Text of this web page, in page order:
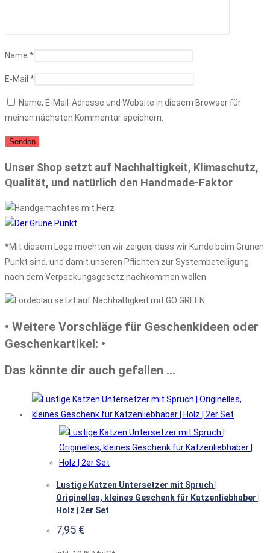
Name *
E-Mail *
Name, E-Mail-Adresse und Website in diesem Browser für
meinen nächsten Kommentar speichern.
Unser Shop setzt auf Nachhaltigkeit, Klimaschutz,
Qualität, und natürlich den Handmade-Faktor
*Mit diesem Logo möchten wir zeigen, dass wir Kunde beim Grünen
Punkt sind, und damit unseren Pflichten zur Systembeteiligung
nach dem Verpackungsgesetz nachkommen wollen.
• Weitere Vorschläge für Geschenkideen oder
Geschenkartikel: •
Das könnte dir auch gefallen …
Lustige Katzen Untersetzer mit Spruch |
Originelles, kleines Geschenk für Katzenliebhaber |
Holz | 2er Set
7,95 €